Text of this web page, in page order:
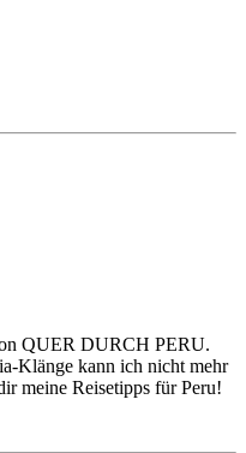
QUER DURCH PERU.
Klänge kann ich nicht mehr
meine Reisetipps für Peru!